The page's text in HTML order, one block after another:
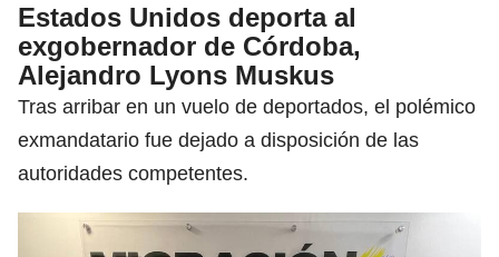
Estados Unidos deporta al
exgobernador de Córdoba,
Alejandro Lyons Muskus
Tras arribar en un vuelo de deportados, el polémico
exmandatario fue dejado a disposición de las
autoridades competentes.